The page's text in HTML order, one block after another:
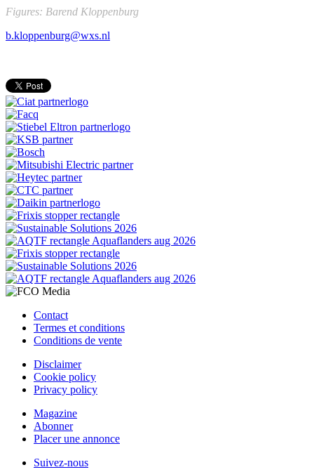
Figures: Barend Kloppenburg
b.kloppenburg@wxs.nl
Contact
Termes et conditions
Conditions de vente
Disclaimer
Cookie policy
Privacy policy
Magazine
Abonner
Placer une annonce
Suivez-nous